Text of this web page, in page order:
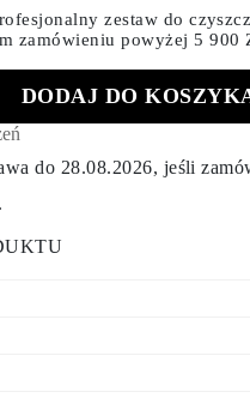
zestaw do
zamówieniupowyżej 5 900
DODAJ DO
do 28.08.2026, jeśli